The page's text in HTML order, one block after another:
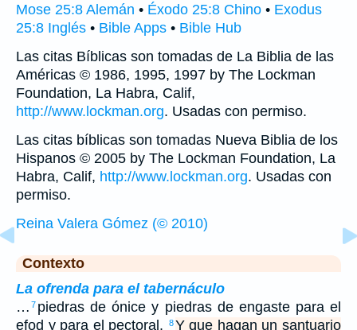
Mose 25:8 Alemán • Éxodo 25:8 Chino • Exodus
25:8 Inglés • Bible Apps • Bible Hub
Las citas Bíblicas son tomadas de La Biblia de las
Américas © 1986, 1995, 1997 by The Lockman
Foundation, La Habra, Calif,
http://www.lockman.org. Usadas con permiso.
Las citas bíblicas son tomadas Nueva Biblia de los
Hispanos © 2005 by The Lockman Foundation, La
Habra, Calif, http://www.lockman.org. Usadas con
permiso.
Reina Valera Gómez (© 2010)
Contexto
La ofrenda para el tabernáculo
… 7 piedras de ónice y piedras de engaste para el
efod y para el pectoral.
8Y que hagan un santuario